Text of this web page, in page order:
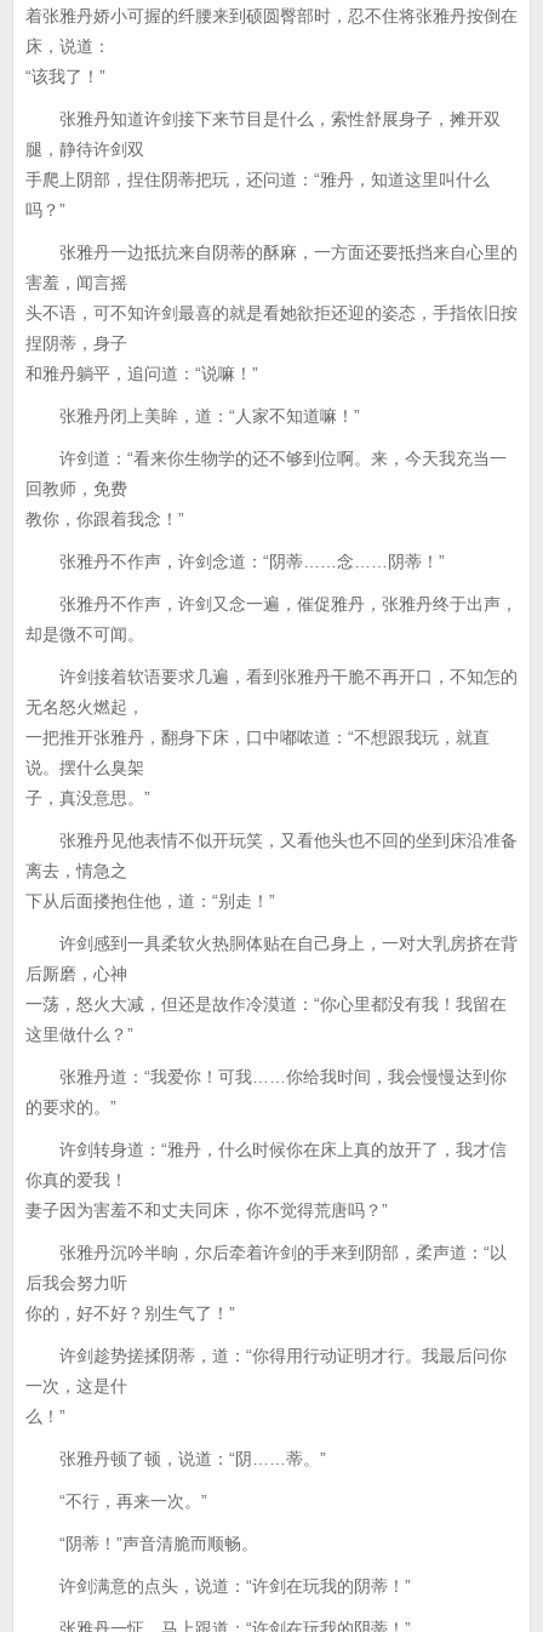
着张雅丹娇小可握的纤腰来到硕圆臀部时，忍不住将张雅丹按倒在
床，说道：
“该我了！”
张雅丹知道许剑接下来节目是什么，索性舒展身子，摊开双
腿，静待许剑双
手爬上阴部，捏住阴蒂把玩，还问道：“雅丹，知道这里叫什么
吗？”
张雅丹一边抵抗来自阴蒂的酥麻，一方面还要抵挡来自心里的
害羞，闻言摇
头不语，可不知许剑最喜的就是看她欲拒还迎的姿态，手指依旧按
捏阴蒂，身子
和雅丹躺平，追问道：“说嘛！”
张雅丹闭上美眸，道：“人家不知道嘛！”
许剑道：“看来你生物学的还不够到位啊。来，今天我充当一
回教师，免费
教你，你跟着我念！”
张雅丹不作声，许剑念道：“阴蒂……念……阴蒂！”
张雅丹不作声，许剑又念一遍，催促雅丹，张雅丹终于出声，
却是微不可闻。
许剑接着软语要求几遍，看到张雅丹干脆不再开口，不知怎的
无名怒火燃起，
一把推开张雅丹，翻身下床，口中嘟哝道：“不想跟我玩，就直
说。摆什么臭架
子，真没意思。”
张雅丹见他表情不似开玩笑，又看他头也不回的坐到床沿准备
离去，情急之
下从后面搂抱住他，道：“别走！”
许剑感到一具柔软火热胴体贴在自己身上，一对大乳房挤在背
后厮磨，心神
一荡，怒火大减，但还是故作冷漠道：“你心里都没有我！我留在
这里做什么？”
张雅丹道：“我爱你！可我……你给我时间，我会慢慢达到你
的要求的。”
许剑转身道：“雅丹，什么时候你在床上真的放开了，我才信
你真的爱我！
妻子因为害羞不和丈夫同床，你不觉得荒唐吗？”
张雅丹沉吟半晌，尔后牵着许剑的手来到阴部，柔声道：“以
后我会努力听
你的，好不好？别生气了！”
许剑趁势搓揉阴蒂，道：“你得用行动证明才行。我最后问你
一次，这是什
么！”
张雅丹顿了顿，说道：“阴……蒂。”
“不行，再来一次。”
“阴蒂！”声音清脆而顺畅。
许剑满意的点头，说道：“许剑在玩我的阴蒂！”